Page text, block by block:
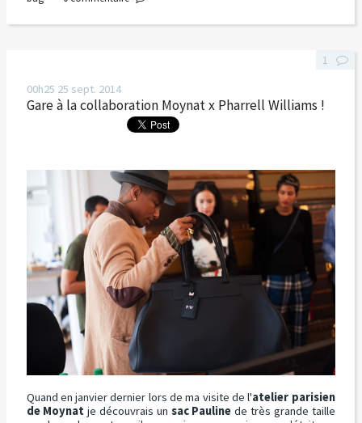
00h25 25 sept. 2014
Gare à la collaboration Moynat x Pharrell Williams !
Quand en janvier dernier lors de ma visite de l'atelier parisien
de Moynat je découvrais un sac Pauline de très grande taille
1